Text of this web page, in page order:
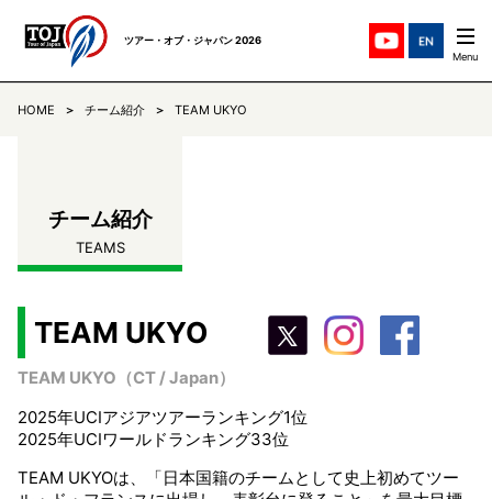
ツアー・オブ・ジャパン 2026
ステージ紹介 STAGES
ニュース
コミュニケ COMMUNIQUE
TOJについて ABOUT
HOME チーム紹介 TEAM UKYO
チーム紹介
TEAMS
TEAM UKYO
TEAM UKYO（CT / Japan）
2025年UCIアジアツアーランキング1位
2025年UCIワールドランキング33位
TEAM UKYOは、「日本国籍のチームとして史上初めてツー